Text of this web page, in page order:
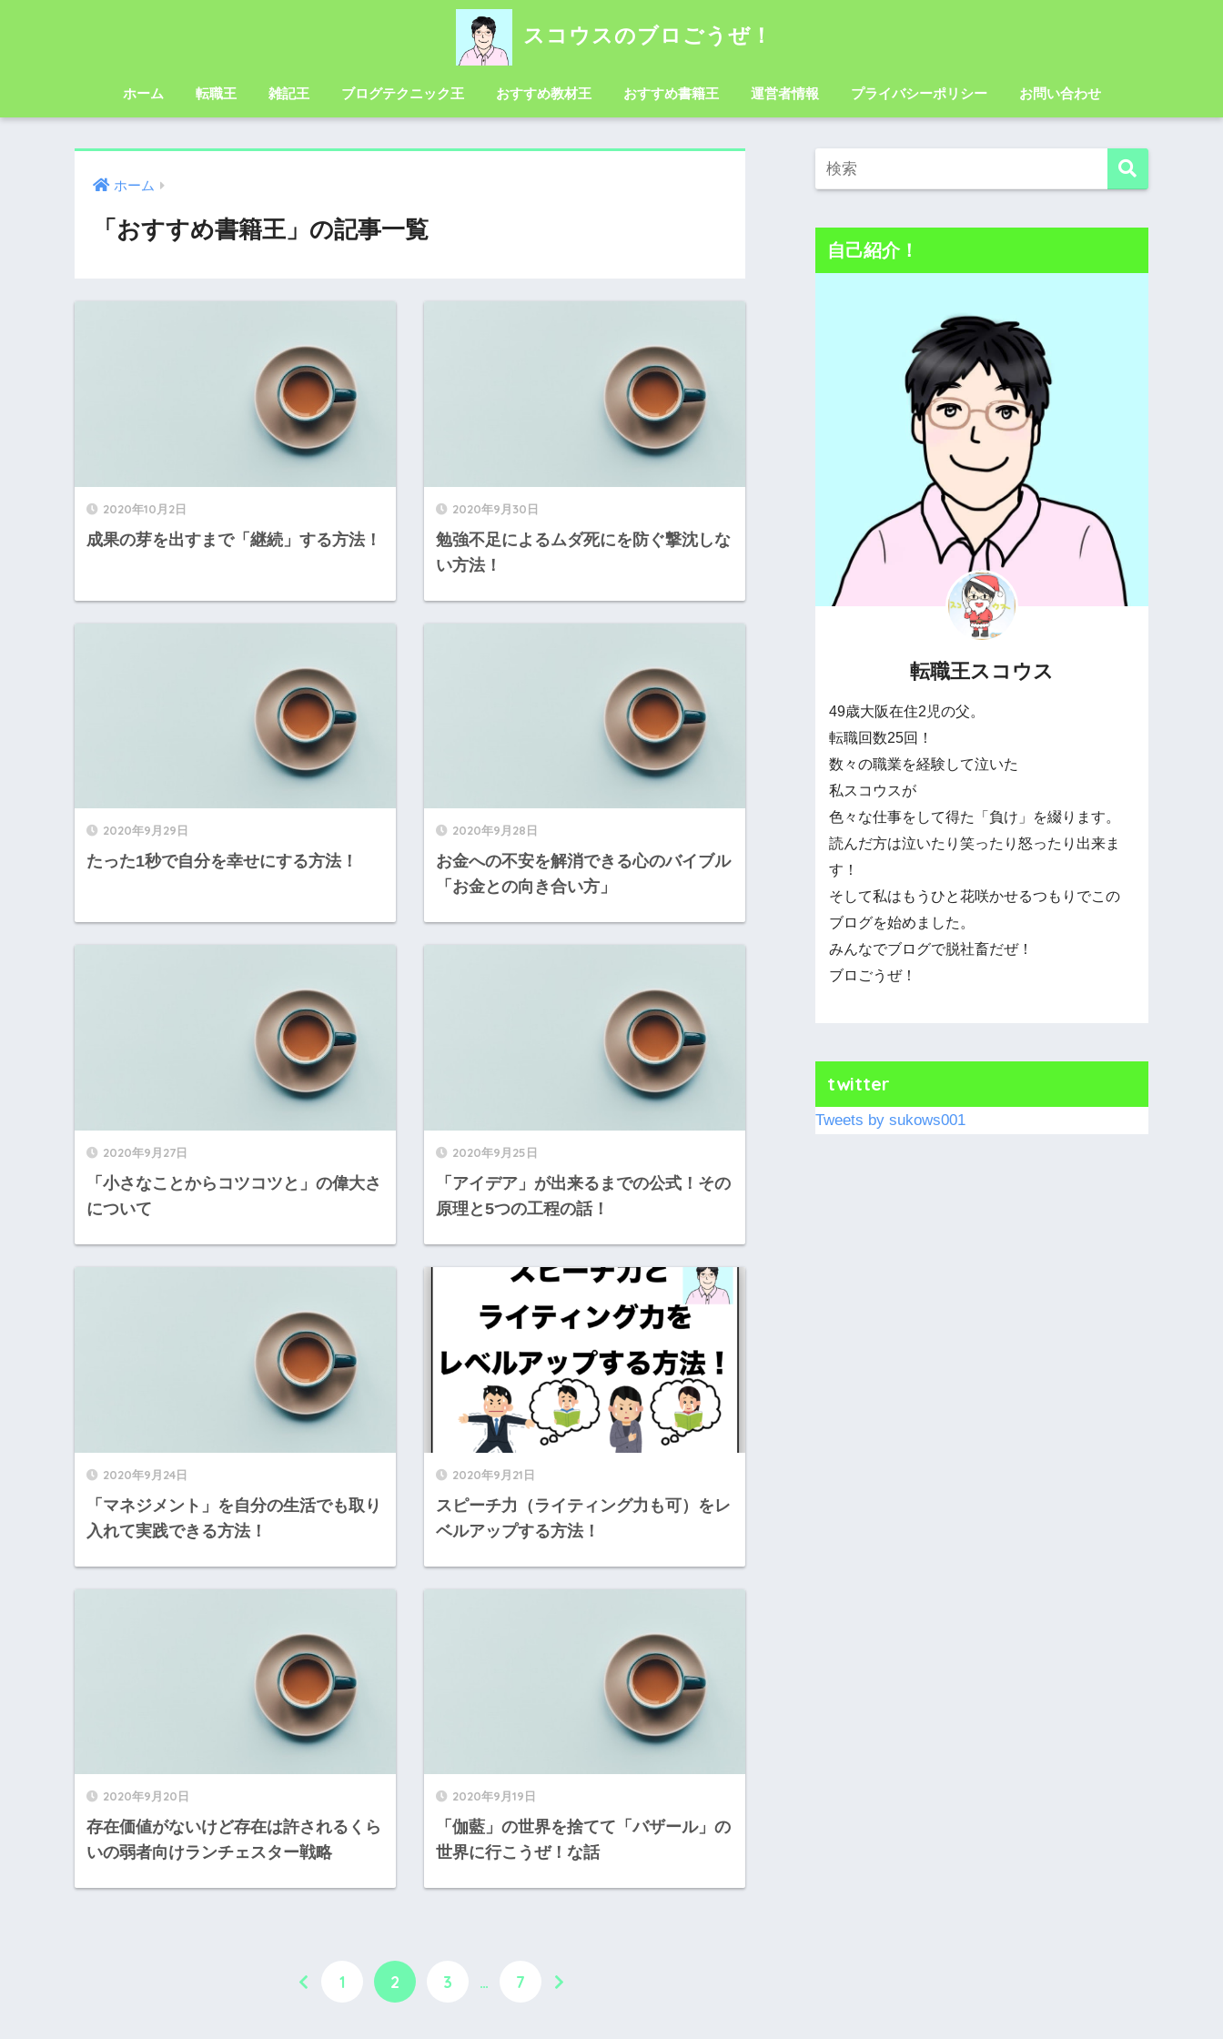
スコウスのブロごうぜ！
ホーム 転職王 雑記王 ブログテクニック王 おすすめ教材王 おすすめ書籍王 運営者情報 プライバシーポリシー お問い合わせ
ホーム
「おすすめ書籍王」の記事一覧
2020年10月2日
成果の芽を出すまで「継続」する方法！
2020年9月30日
勉強不足によるムダ死にを防ぐ撃沈しな
い方法！
2020年9月29日
たった1秒で自分を幸せにする方法！
2020年9月28日
お金への不安を解消できる心のバイブル
「お金との向き合い方」
2020年9月27日
「小さなことからコツコツと」の偉大さ
について
2020年9月25日
「アイデア」が出来るまでの公式！その
原理と5つの工程の話！
2020年9月24日
「マネジメント」を自分の生活でも取り
入れて実践できる方法！
2020年9月21日
スピーチ力（ライティング力も可）をレ
ベルアップする方法！
2020年9月20日
存在価値がないけど存在は許されるくら
いの弱者向けランチェスター戦略
2020年9月19日
「伽藍」の世界を捨てて「バザール」の
世界に行こうぜ！な話
1 2 3 … 7
自己紹介！
転職王スコウス
49歳大阪在住2児の父。
転職回数25回！
数々の職業を経験して泣いた
私スコウスが
色々な仕事をして得た「負け」を綴ります。
読んだ方は泣いたり笑ったり怒ったり出来ま
す！
そして私はもうひと花咲かせるつもりでこの
ブログを始めました。
みんなでブログで脱社畜だぜ！
ブロごうぜ！
twitter
Tweets by sukows001